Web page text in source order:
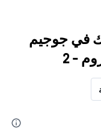
في جوجيم
- 2